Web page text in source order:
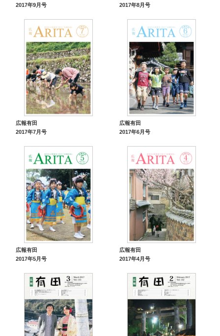
2017年9月号
2017年8月号
広報有田
2017年7月号
広報有田
2017年6月号
広報有田
2017年5月号
広報有田
2017年4月号